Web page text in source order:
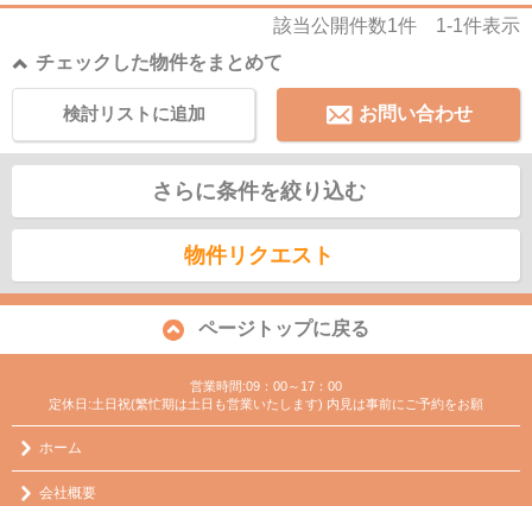
該当公開件数1件 1-1件表示
チェックした物件をまとめて
お問い合わせ
検討リストに追加
さらに条件を絞り込む
物件リクエスト
ページトップに戻る
営業時間:09：00～17：00
定休日:土日祝(繁忙期は土日も営業いたします) 内見は事前にご予約をお願
ホーム
会社概要